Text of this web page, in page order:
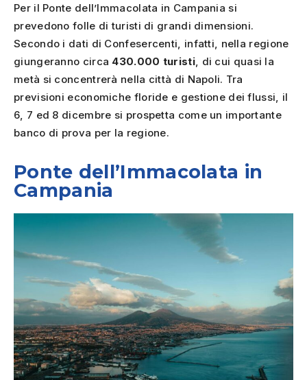
Per il Ponte dell’Immacolata in Campania si
prevedono folle di turisti di grandi dimensioni.
Secondo i dati di Confesercenti, infatti, nella regione
giungeranno circa 430.000 turisti, di cui quasi la
metà si concentrerà nella città di Napoli. Tra
previsioni economiche floride e gestione dei flussi, il
6, 7 ed 8 dicembre si prospetta come un importante
banco di prova per la regione.
Ponte dell’Immacolata in
Campania